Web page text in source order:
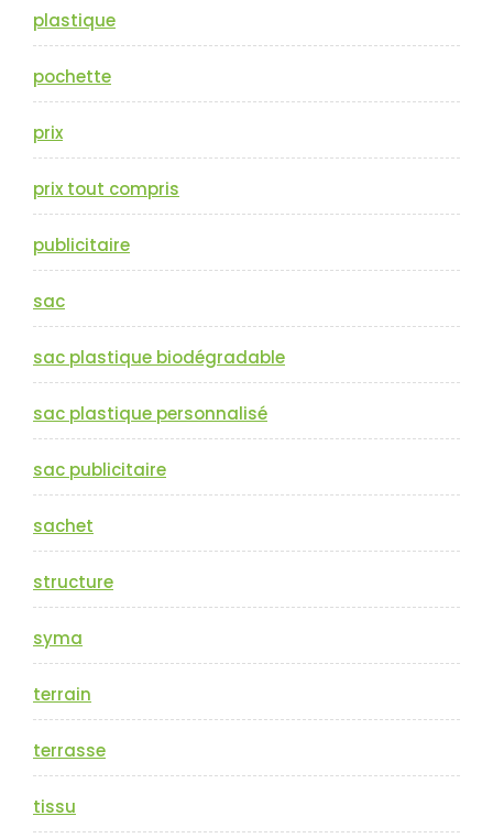
plastique
pochette
prix
prix tout compris
publicitaire
sac
sac plastique biodégradable
sac plastique personnalisé
sac publicitaire
sachet
structure
syma
terrain
terrasse
tissu